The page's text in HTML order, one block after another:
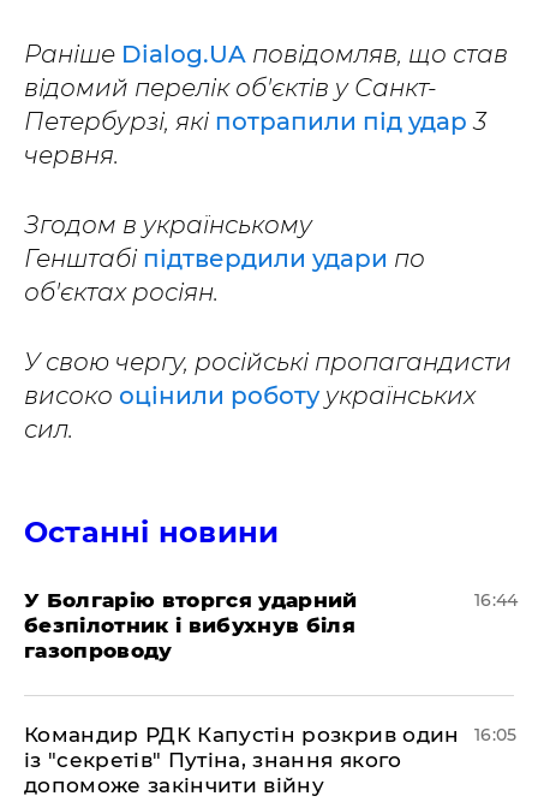
Раніше Dialog.UA повідомляв, що став
відомий перелік об'єктів у Санкт-
Петербурзі, які потрапили під удар 3
червня.
Згодом в українському
Генштабі підтвердили удари по
об'єктах росіян.
У свою чергу, російські пропагандисти
високо оцінили роботуукраїнських
сил.
Останні новини
У Болгарію вторгся ударний
безпілотник і вибухнув біля
газопроводу
16:44
Командир РДК Капустін розкрив один
із "секретів" Путіна, знання якого
допоможе закінчити війну
16:05